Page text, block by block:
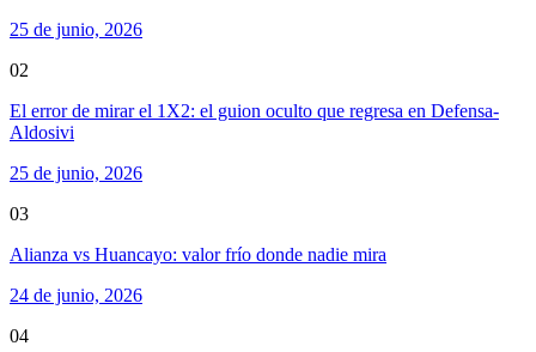
25 de junio, 2026
02
El error de mirar el 1X2: el guion oculto que regresa en Defensa-
Aldosivi
25 de junio, 2026
03
Alianza vs Huancayo: valor frío donde nadie mira
24 de junio, 2026
04